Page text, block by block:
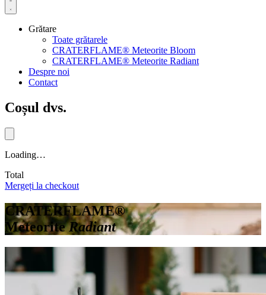
Grătare
Toate grătarele
CRATERFLAME® Meteorite Bloom
CRATERFLAME® Meteorite Radiant
Despre noi
Contact
Coșul dvs.
Loading…
Total
Mergeți la checkout
CRATERFLAME®
MeteoriteRadiant